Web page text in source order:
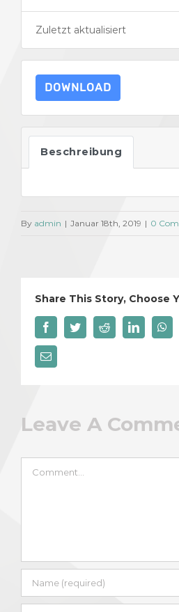
Zuletzt aktualisiert
DOWNLOAD
Beschreibung
By admin | Januar 18th, 2019 | 0
Share This Story, Choose
FacebookTwitterRedditLinkedIn
Email
Leave A
Comment